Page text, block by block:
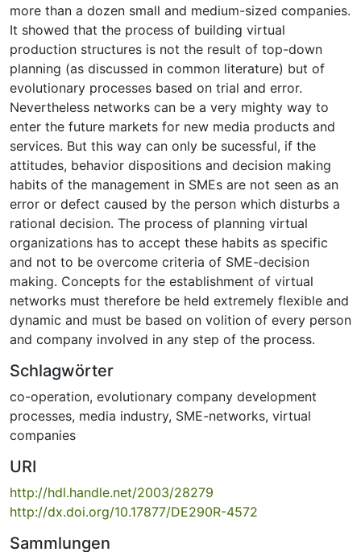
more than a dozen small and medium-sized companies.
It showed that the process of building virtual
production structures is not the result of top-down
planning (as discussed in common literature) but of
evolutionary processes based on trial and error.
Nevertheless networks can be a very mighty way to
enter the future markets for new media products and
services. But this way can only be sucessful, if the
attitudes, behavior dispositions and decision making
habits of the management in SMEs are not seen as an
error or defect caused by the person which disturbs a
rational decision. The process of planning virtual
organizations has to accept these habits as specific
and not to be overcome criteria of SME-decision
making. Concepts for the establishment of virtual
networks must therefore be held extremely flexible and
dynamic and must be based on volition of every person
and company involved in any step of the process.
Schlagwörter
co-operation, evolutionary company development
processes, media industry, SME-networks, virtual
companies
URI
http://hdl.handle.net/2003/28279
http://dx.doi.org/10.17877/DE290R-4572
Sammlungen